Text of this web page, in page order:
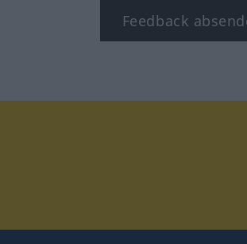
Feedback